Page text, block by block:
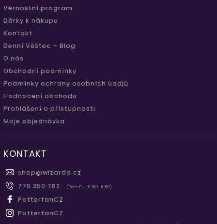
Věrnostní program
Dárky k nákupu
Kontakt
Denní Věštec – Blog
O nás
Obchodní podmínky
Podmínky ochrany osobních údajů
Hodnocení obchodu
Prohlášení o přístupnosti
Moje objednávka
KONTAKT
shop@wizardo.cz
770 350 762
(Po - Pá 10.00-16.00)
PotterfanCZ
PotterfanCZ